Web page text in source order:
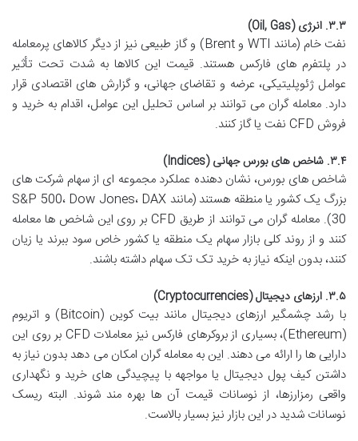
۳.۳. انرژی (Oil, Gas)
نفت خام (مانند WTI و Brent) و گاز طبیعی نیز از دیگر کالاهای پرمعامله
در پلتفرم های فارکس هستند. قیمت این کالاها به شدت تحت تأثیر
عوامل ژئوپلیتیکی، عرضه و تقاضای جهانی، و گزارش های اقتصادی قرار
دارد. معامله گران می توانند بر اساس تحلیل این عوامل، اقدام به خرید و
فروش CFD نفت یا گاز کنند.
۳.۴. شاخص های بورس جهانی (Indices)
شاخص های بورس، نشان دهنده عملکرد مجموعه ای از سهام شرکت های
بزرگ یک کشور یا منطقه هستند (مانند S&P 500، Dow Jones، DAX
30). معامله گران می توانند از طریق CFD بر روی این شاخص ها معامله
کنند و از روند کلی بازار سهام یک منطقه یا کشور خاص سود ببرند یا زیان
کنند، بدون اینکه نیاز به خرید تک تک سهام داشته باشند.
۳.۵. ارزهای دیجیتال (Cryptocurrencies)
با رشد چشمگیر ارزهای دیجیتال مانند بیت کوین (Bitcoin) و اتریوم
(Ethereum)، بسیاری از بروکرهای فارکس نیز معاملات CFD بر روی این
دارایی ها را ارائه می دهند. این به معامله گران امکان می دهد بدون نیاز به
داشتن کیف پول دیجیتال یا مواجهه با پیچیدگی های خرید و نگهداری
واقعی رمزارزها، از نوسانات قیمت آن ها بهره مند شوند. البته ریسک
نوسانات شدید در این بازار نیز بسیار بالاست.